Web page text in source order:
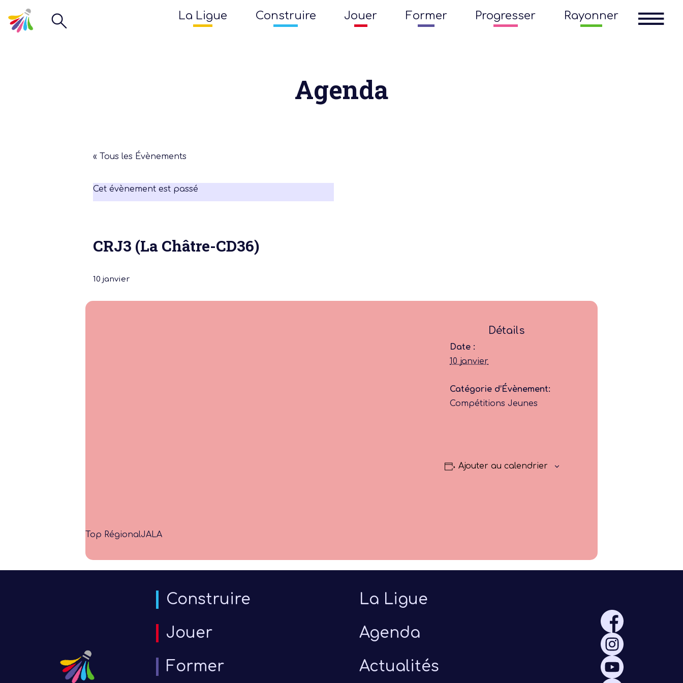
La Ligue Construire Jouer Former Progresser Rayonner
Jouer
Former
Rayonner
Agenda
« Tous les Évènements
Cet évènement est passé
CRJ3 (La Châtre-CD36)
10 janvier
Détails
Date :
10 janvier
Catégorie d’Évènement:
Compétitions Jeunes
Ajouter au calendrier
Top RégionalJALA
Construire
Jouer
Former
La Ligue
Agenda
Actualités